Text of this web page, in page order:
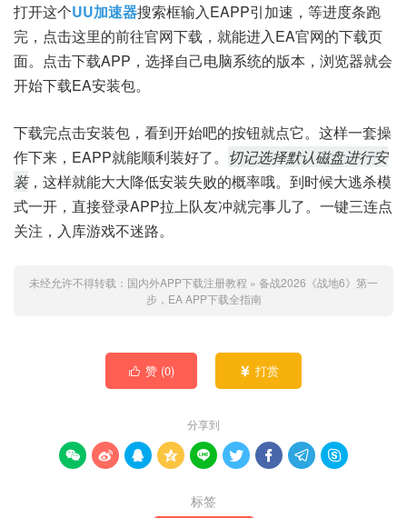
打开这个UU加速器搜索框输入EAPP引加速，等进度条跑
完，点击这里的前往官网下载，就能进入EA官网的下载页
面。点击下载APP，选择自己电脑系统的版本，浏览器就会
开始下载EA安装包。
下载完点击安装包，看到开始吧的按钮就点它。这样一套操
作下来，EAPP就能顺利装好了。 切记选择默认磁盘进行安
装，这样就能大大降低安装失败的概率哦。到时候大逃杀模
式一开，直接登录APP拉上队友冲就完事儿了。一键三连点
关注，入库游戏不迷路。
未经允许不得转载： 国内外APP下载注册教程 » 备战2026《战地6》第一
步，EA APP下载全指南
 赞 (0)  打赏
分享到
        
标签